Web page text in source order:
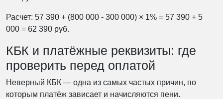
Расчет: 57 390 + (800 000 - 300 000) × 1% = 57 390 + 5
000 = 62 390 руб.
КБК и платёжные реквизиты: где
проверить перед оплатой
Неверный КБК — одна из самых частых причин, по
которым платёж зависает и начисляются пени.